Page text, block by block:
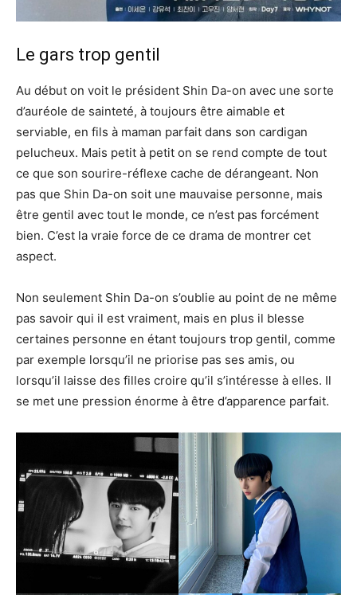
Le gars trop gentil
Au début on voit le président Shin Da-on avec une sorte
d’auréole de sainteté, à toujours être aimable et
serviable, en fils à maman parfait dans son cardigan
pelucheux. Mais petit à petit on se rend compte de tout
ce que son sourire-réflexe cache de dérangeant. Non
pas que Shin Da-on soit une mauvaise personne, mais
être gentil avec tout le monde, ce n’est pas forcément
bien. C’est la vraie force de ce drama de montrer cet
aspect.
Non seulement Shin Da-on s’oublie au point de ne même
pas savoir qui il est vraiment, mais en plus il blesse
certaines personne en étant toujours trop gentil, comme
par exemple lorsqu’il ne priorise pas ses amis, ou
lorsqu’il laisse des filles croire qu’il s’intéresse à elles. Il
se met une pression énorme à être d’apparence parfait.